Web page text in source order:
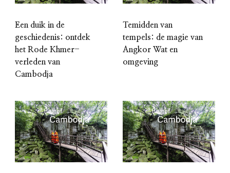
Een duik in de
geschiedenis: ontdek
het Rode Khmer-
verleden van
Cambodja
Temidden van
tempels: de magie van
Angkor Wat en
omgeving